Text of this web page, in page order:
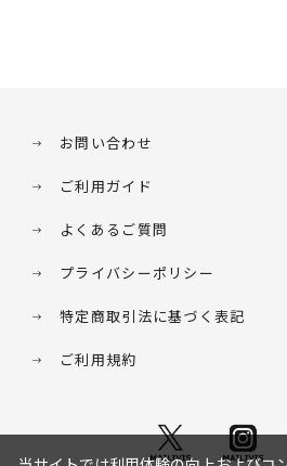
お問い合わせ
ご利用ガイド
よくあるご質問
プライバシーポリシー
特定商取引法に基づく表記
ご利用規約